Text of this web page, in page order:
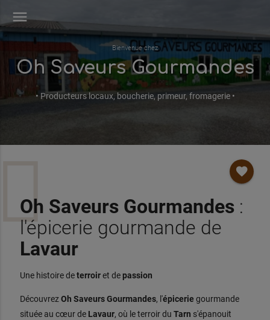
menu
Bienvenue chez
Oh Saveurs Gourmandes
• Producteurs locaux, boucherie, primeur, fromagerie •
favorite
Oh Saveurs Gourmandes :
l'épicerie gourmande de
Lavaur
Une histoire deterroiret depassion
DécouvrezOh Saveurs Gourmandes, l'épicerie gourmande
située au cœur de Lavaur, où le terroir du Tarn s'épanouit